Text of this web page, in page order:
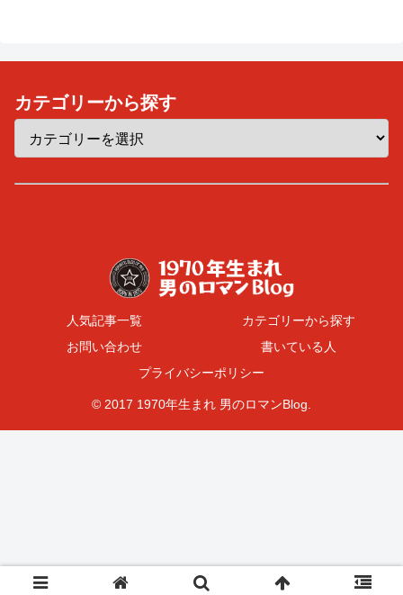
カテゴリーから探す
人気記事一覧
カテゴリーから探す
お問い合わせ
書いている人
プライバシーポリシー
© 2017 1970年生まれ 男のロマンBlog.